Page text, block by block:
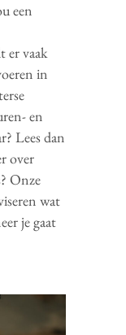
een
er vaak
in
en
Lees dan
over
Onze
wat
je gaat